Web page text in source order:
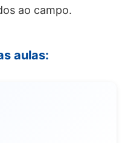
ao campo.
aulas: